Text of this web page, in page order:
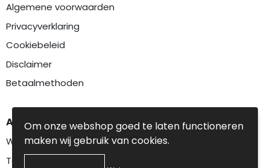
Algemene voorwaarden
Privacyverklaring
Cookiebeleid
Disclaimer
Betaalmethoden
AANBEVOLEN CATEGORIEËN
Werkkleding
Textiel
Om onze webshop goed te laten functioneren
maken wij gebruik van cookies.